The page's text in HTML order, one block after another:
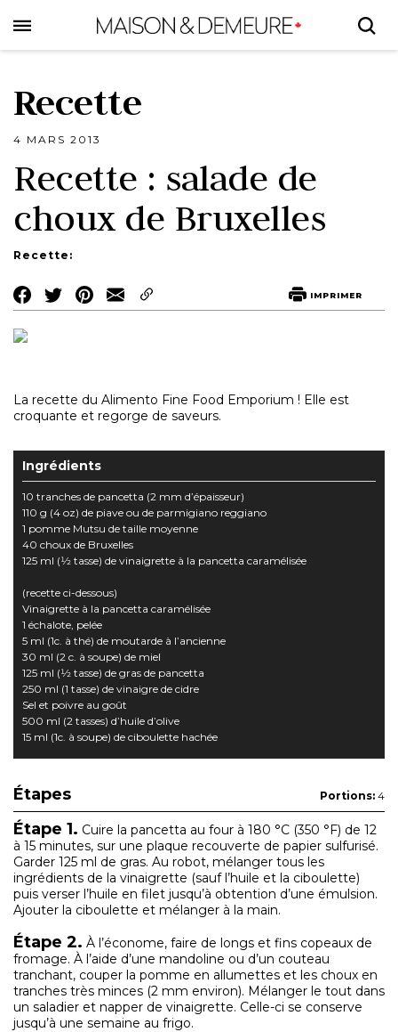
to
main
Recette
4 MARS 2013
Recette : salade de
choux de Bruxelles
Recette:
Share
on
Facebook
Share
on
Share
on
IMPRIMER
La recette du Alimento Fine Food Emporium ! Elle est
croquante et regorge de saveurs.
Ingrédients
10 tranches de pancetta (2 mm d’épaisseur)
110 g (4 oz) de piave ou de parmigiano reggiano
1 pomme Mutsu de taille moyenne
40 choux de Bruxelles
125 ml (1⁄2 tasse) de vinaigrette à la pancetta caramélisée
(recette ci-dessous)
Vinaigrette à la pancetta caramélisée
1 échalote, pelée
5 ml (1c. à thé) de moutarde à l’ancienne
30 ml (2 c. à soupe) de miel
125 ml (1⁄2 tasse) de gras de pancetta
250 ml (1 tasse) de vinaigre de cidre
Sel et poivre au goût
500 ml (2 tasses) d’huile d’olive
15 ml (1c. à soupe) de ciboulette hachée
Étapes Portions: 4
Étape 1. Cuire la pancetta au four à 180 °C (350 °F) de 12
à 15 minutes, sur une plaque recouverte de papier sulfurisé.
Garder 125 ml de gras. Au robot, mélanger tous les
ingrédients de la vinaigrette (sauf l’huile et la ciboulette)
puis verser l’huile en filet jusqu’à obtention d’une émulsion.
Ajouter la ciboulette et mélanger à la main.
Étape 2. À l’économe, faire de longs et fins copeaux de
fromage. À l’aide d’une mandoline ou d’un couteau
tranchant, couper la pomme en allumettes et les choux en
tranches très minces (2 mm environ). Mélanger le tout dans
un saladier et napper de vinaigrette. Celle-ci se conserve
jusqu’à une semaine au frigo.